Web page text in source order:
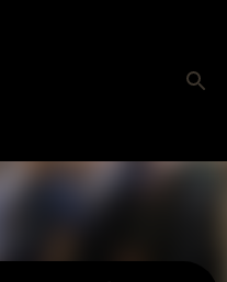
principal